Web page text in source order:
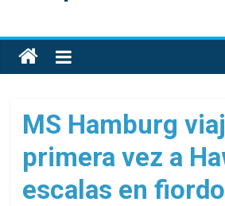
Toda
la
de
cruceros
en
un
solo
MS Hamburg
primera vez a
escalas en